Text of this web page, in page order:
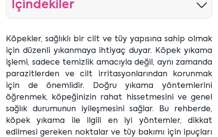
İçindekiler
Köpekler, sağlıklı bir cilt ve tüy yapısına sahip olmak
için düzenli yıkanmaya ihtiyaç duyar. Köpek yıkama
işlemi, sadece temizlik amacıyla değil, aynı zamanda
parazitlerden ve cilt irritasyonlarından korunmak
için de önemlidir. Doğru yıkama yöntemlerini
öğrenmek, köpeğinizin rahat hissetmesini ve genel
sağlık durumunun iyileşmesini sağlar. Bu rehberde,
köpek yıkama ile ilgili en iyi yöntemler, dikkat
edilmesi gereken noktalar ve tüy bakımı için ipuçları